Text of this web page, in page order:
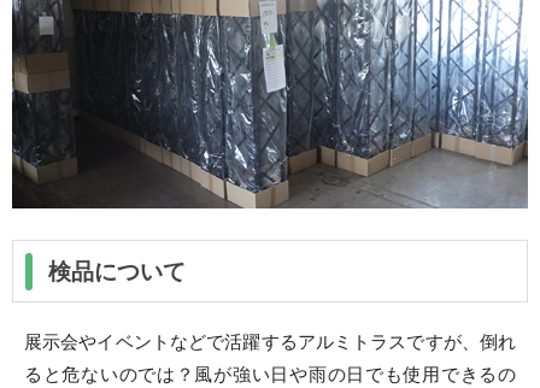
検品について
展示会やイベントなどで活躍するアルミトラスですが、倒れ
ると危ないのでは？風が強い日や雨の日でも使用できるの